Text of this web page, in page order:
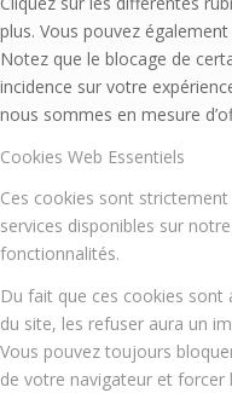
plus. Vous pouvez
Notez que le blocage de
incidence sur votre
nous sommes en mesure
Cookies Web Essentiels
Ces cookies sont
services disponibles sur
fonctionnalités.
Du fait que ces cookies sont
du site, les refuser aura un
Vous pouvez toujours
de votre navigateur et forcer